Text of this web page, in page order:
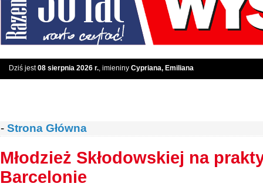
Dziś jest08 sierpnia 2026 r., imieniny Cypriana, Emiliana
- Strona Główna
Młodzież Skłodowskiej na
Barcelonie